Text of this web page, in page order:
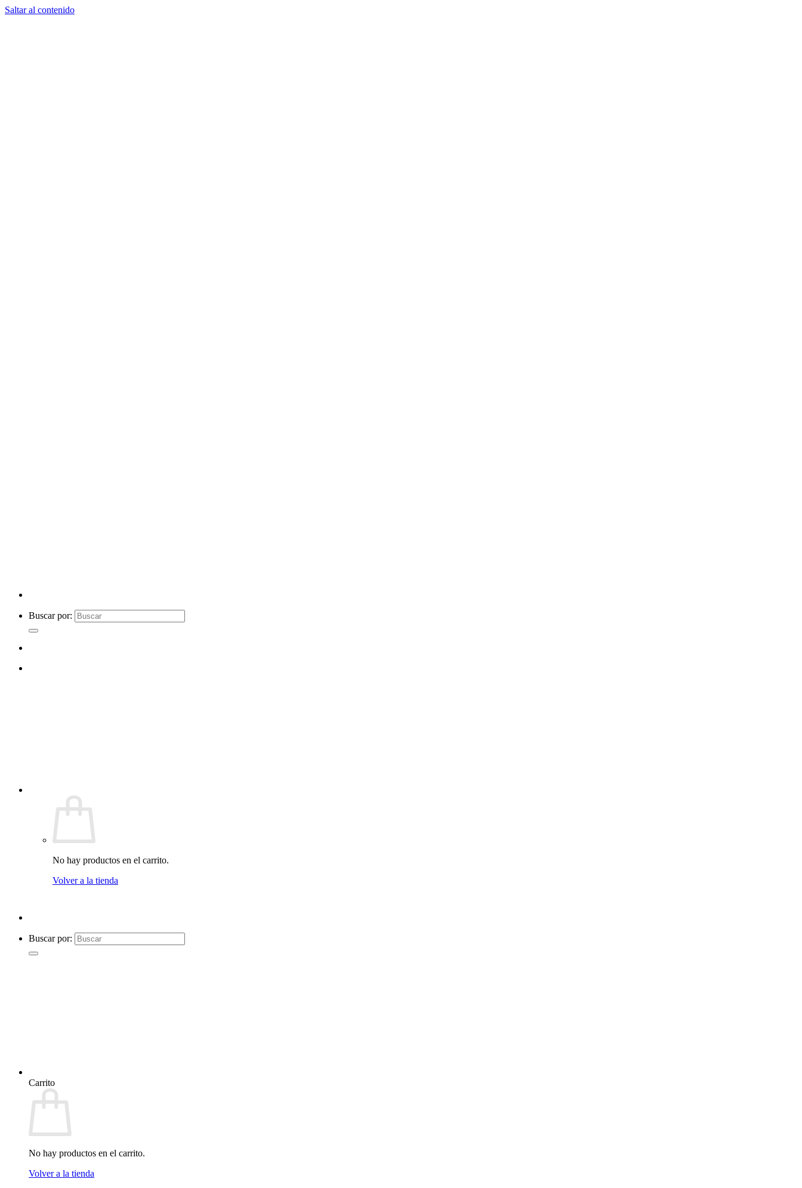
Saltar al contenido
Buscar por:
No hay productos en el carrito.
Volver a la tienda
Buscar por:
Carrito
No hay productos en el carrito.
Volver a la tienda